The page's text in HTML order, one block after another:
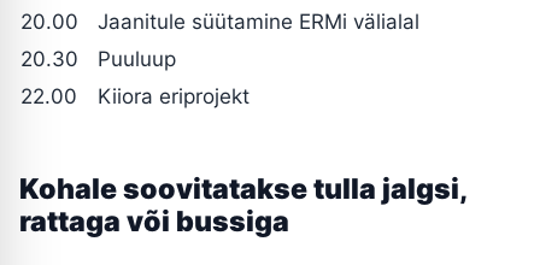
20.00
Jaanitule süütamine ERMi välialal
20.30
Puuluup
22.00
Kiiora eriprojekt
Kohale soovitatakse tulla jalgsi,
rattaga või bussiga